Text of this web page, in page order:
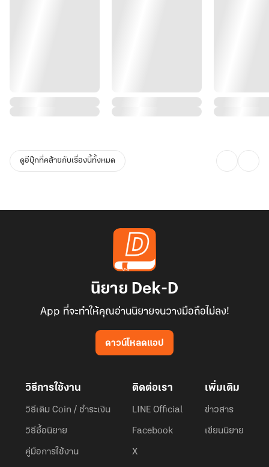
ดูอีบุ๊กที่คล้ายกับเรื่องนี้ทั้งหมด
นิยาย Dek-D
App ที่จะทำให้คุณอ่านนิยายจนวางมือถือไม่ลง!
ดาวน์โหลดแอป
วิธีการใช้งาน
วิธีเติม Coin / ชำระเงิน
วิธีซื้อนิยาย
คู่มือการใช้งาน
ติดต่อเรา
LINE Official
Facebook
X
เพิ่มเติม
ข่าวสาร
เขียนนิยาย